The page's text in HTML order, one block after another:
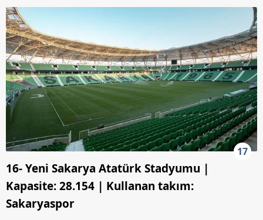
17
16- Yeni Sakarya Atatürk Stadyumu |
Kapasite: 28.154 | Kullanan takım:
Sakaryaspor